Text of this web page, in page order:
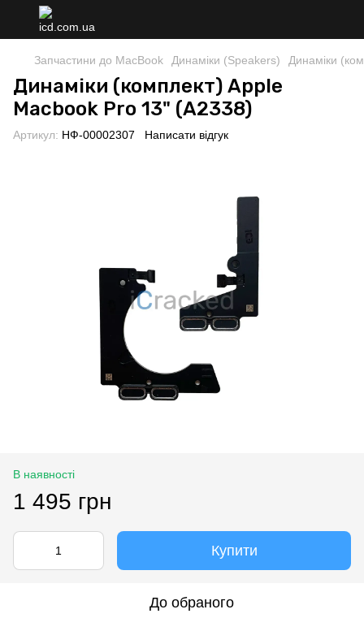
Запчастини до MacBook Динаміки (Speakers) Динаміки
Динаміки (комплект) Apple
Macbook Pro 13" (A2338)
Артикул: НФ-00002307 Написати відгук
В наявності
1 495 грн
Купити
До обраного